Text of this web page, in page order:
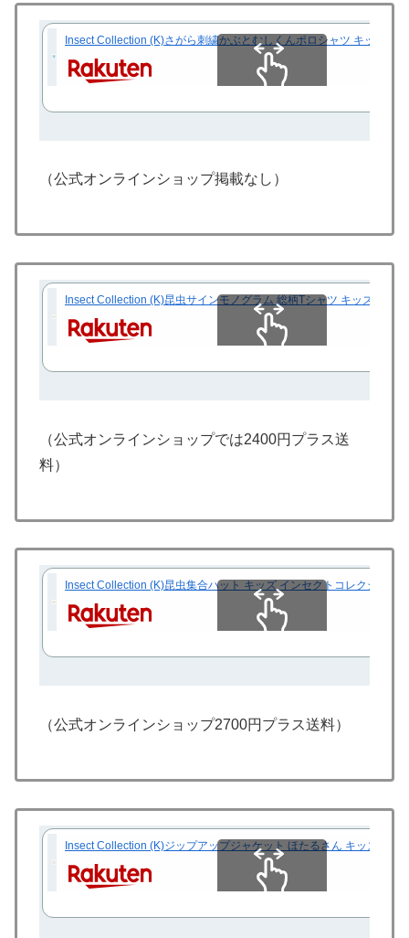
Insect Collection (K)さがら刺繍かぶとむしくんポロシャツ キッズ イ
（公式オンラインショップ掲載なし）
Insect Collection (K)昆虫サインモノグラム 総柄Tシャツ キッズ イン
（公式オンラインショップでは2400円プラス送
料）
Insect Collection (K)昆虫集合ハット キッズ インセクトコレクション
（公式オンラインショップ2700円プラス送料）
Insect Collection (K)ジップアップジャケット ほたるさん キッズ イ